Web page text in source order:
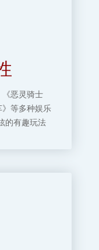
《恶灵骑士
》等多种娱乐
的有趣玩法